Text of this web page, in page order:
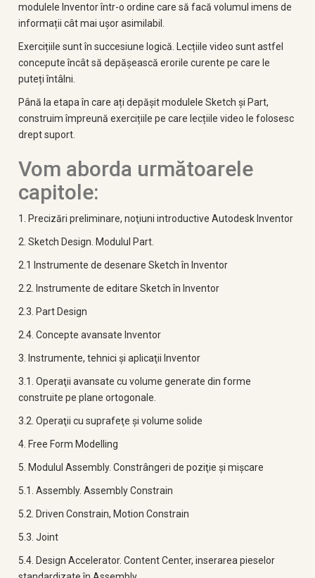
modulele Inventor într-o ordine care să facă volumul imens de
informații cât mai ușor asimilabil.
Exercițiile sunt în succesiune logică. Lecțiile video sunt astfel
concepute încât să depășească erorile curente pe care le
puteți întâlni.
Până la etapa în care ați depășit modulele Sketch și Part,
construim împreună exercițiile pe care lecțiile video le folosesc
drept suport.
Vom aborda următoarele
capitole:
1. Precizări preliminare, noţiuni introductive Autodesk Inventor
2. Sketch Design. Modulul Part.
2.1 Instrumente de desenare Sketch în Inventor
2.2. Instrumente de editare Sketch în Inventor
2.3. Part Design
2.4. Concepte avansate Inventor
3. Instrumente, tehnici şi aplicaţii Inventor
3.1. Operaţii avansate cu volume generate din forme
construite pe plane ortogonale.
3.2. Operaţii cu suprafeţe şi volume solide
4. Free Form Modelling
5. Modulul Assembly. Constrângeri de poziţie şi mişcare
5.1. Assembly. Assembly Constrain
5.2. Driven Constrain, Motion Constrain
5.3. Joint
5.4. Design Accelerator. Content Center, inserarea pieselor